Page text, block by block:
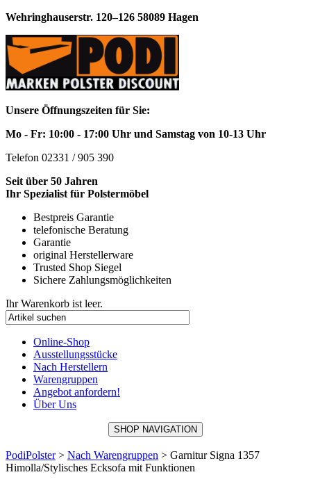
Wehringhauserstr. 120–126 58089 Hagen
Unsere Öffnungszeiten für Sie:
Mo - Fr: 10:00 - 17:00 Uhr und Samstag von 10-13 Uhr
Telefon 02331 / 905 390
Seit über 50 Jahren
Ihr Spezialist für Polstermöbel
Bestpreis Garantie
telefonische Beratung
Garantie
original Herstellerware
Trusted Shop Siegel
Sichere Zahlungsmöglichkeiten
Ihr Warenkorb ist leer.
Online-Shop
Ausstellungsstücke
Nach Herstellern
Warengruppen
Angebot anfordern!
Über Uns
SHOP NAVIGATION
PodiPolster> Nach Warengruppen > Garnitur Signa 1357
Himolla/Stylisches Ecksofa mit Funktionen